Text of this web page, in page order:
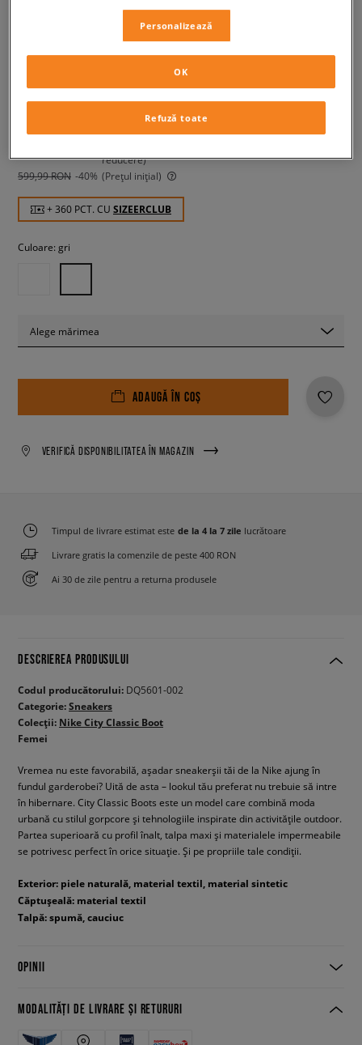
NIKE CITY CLASSIC BOOT
reducere)
599,99 RON -40% (Prețul inițial)
+ 360 PCT. CU SIZEERCLUB
Culoare: gri
Alege mărimea
ADAUGĂ ÎN COȘ
VERIFICĂ DISPONIBILITATEA ÎN MAGAZIN
Timpul de livrare estimat este de la 4 la 7 zile lucrătoare
Livrare gratis la comenzile de peste 400 RON
Ai 30 de zile pentru a returna produsele
DESCRIEREA PRODUSULUI
Codul producătorului: DQ5601-002
Categorie:Sneakers
Colecții: Nike City Classic Boot
Femei
Vremea nu este favorabilă, așadar sneakerșii tăi de la Nike ajung în
fundul garderobei? Uită de asta – lookul tău preferat nu trebuie să intre
în hibernare. City Classic Boots este un model care combină moda
urbană cu stilul gorpcore și tehnologiile inspirate din activitățile outdoor.
Partea superioară cu profil înalt, talpa maxi și materialele impermeabile
se potrivesc perfect în orice situație. Și pe propriile tale condiții.
Exterior: piele naturală, material textil, material sintetic
Căptușeală: material textil
Talpă: spumă, cauciuc
OPINII
MODALITĂȚI DE LIVRARE ȘI RETURURI
Personalizează
Refuză toate
OK